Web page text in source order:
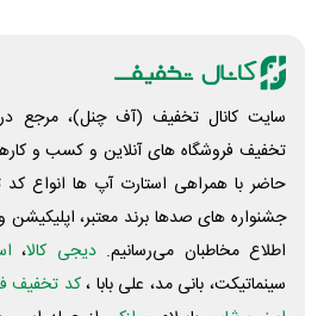
سایت کانال تخفیف (آف چنل)، مرجع
تخفیف فروشگاه های آنلاین و کسب و‌
حاضر با همراهی استارت آپ ها انواع
جشنواره های صدها برند معتبر، اپلیکیشن
اطلاع مخاطبان می‌رسانیم. دیجی کالا،
سینماتیکت، بانی مد، علی‌ بابا ،کد تخفیف